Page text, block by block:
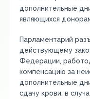
дополнительные
являющихся
Парламентарий
действующему
Федерации,
компенсацию за
дополнительные
сдачу крови, в